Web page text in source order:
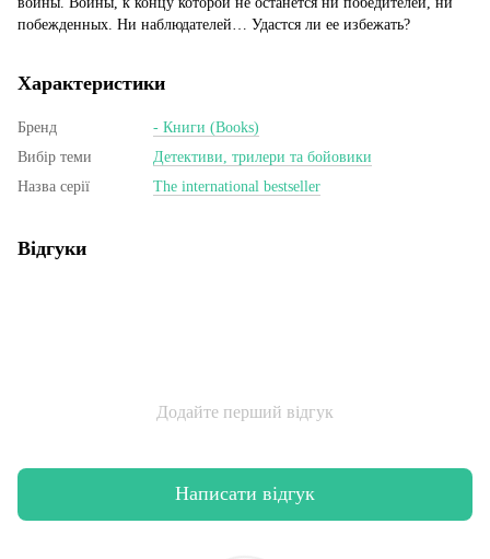
побежденных. Ни наблюдателей… Удастся ли ее избежать?
Характеристики
Бренд
- Книги (Books)
Вибір теми
Детективи, трилери та бойовики
Назва серії
The international bestseller
Відгуки
Додайте перший відгук
Написати відгук